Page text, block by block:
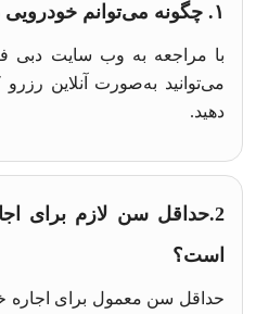
۱. چگونه می‌توانم خودرویی در دبی اجاره کنم؟
با مراجعه به وب‌ سایت دبی
می‌توانید به‌صورت آنلاین
دهید.
2.حداقل سن لازم برای
است؟